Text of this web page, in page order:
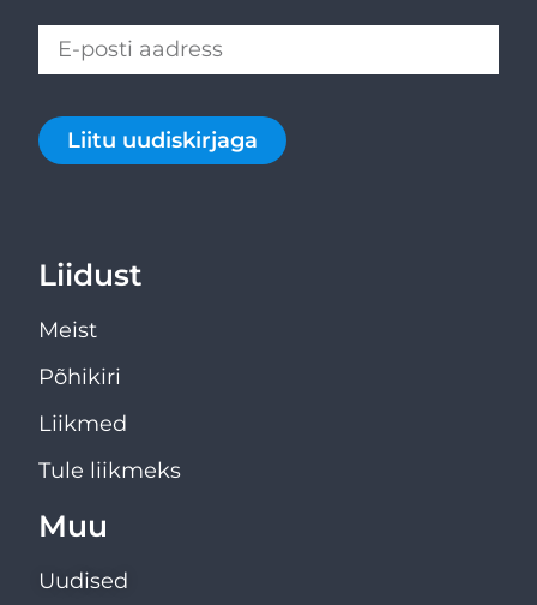
Liitu uudiskirjaga
Liidust
Meist
Põhikiri
Liikmed
Tule liikmeks
Muu
Uudised